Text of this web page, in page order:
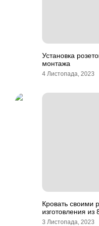
Установка
монтажа
4 Листопада, 2023
Кровать своими
изготовления из
3 Листопада, 2023